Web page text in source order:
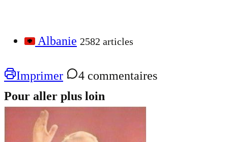
Albanie 2582 articles
Imprimer
4 commentaires
Pour aller plus loin